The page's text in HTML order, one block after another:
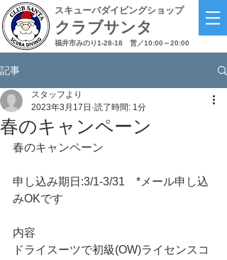
スキューバダイビングショップ
クラブサンタ
福井市みのり1-28-18 営／10:00～20:00
記事
春のキャンペーン
スタッフより
2023年3月17日 読了時間: 1分
春のキャンペーン
申し込み期日:3/1-3/31　*メール申し込
みOKです
内容
ドライスーツで初級(OW)ライセンスコ